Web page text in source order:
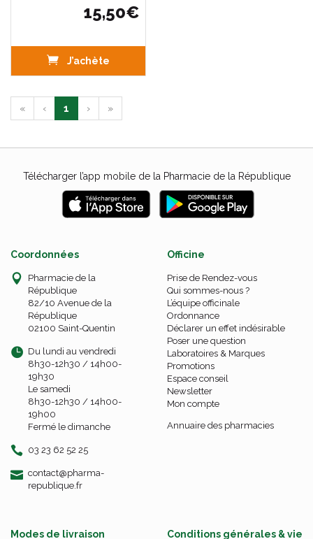
15,50€
J’achète
« ‹ 1 › »
Télécharger l’app mobile de la Pharmacie de la République
Coordonnées
Pharmacie de la
République
82/10 Avenue de la
République
02100 Saint-Quentin
Du lundi au vendredi
8h30-12h30 / 14h00-
19h30
Le samedi
8h30-12h30 / 14h00-
19h00
Fermé le dimanche
03 23 62 52 25
contact-
@-
pharma-
republique.fr
Officine
Prise de Rendez-vous
Qui sommes-nous ?
L’équipe officinale
Ordonnance
Déclarer un effet indésirable
Poser une question
Laboratoires & Marques
Promotions
Espace conseil
Newsletter
Mon compte
Annuaire des pharmacies
Modes de livraison Conditions générales & vie